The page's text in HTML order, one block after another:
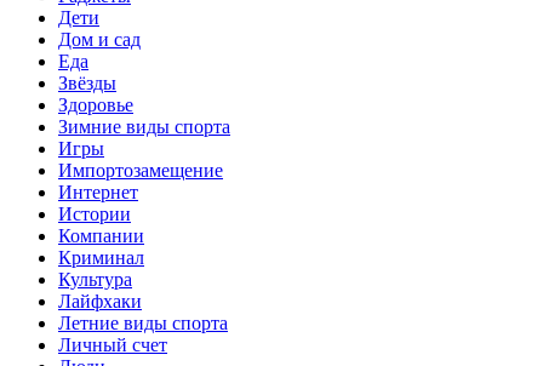
Дети
Дом и сад
Еда
Звёзды
Здоровье
Зимние виды спорта
Игры
Импортозамещение
Интернет
Истории
Компании
Криминал
Культура
Лайфхаки
Летние виды спорта
Личный счет